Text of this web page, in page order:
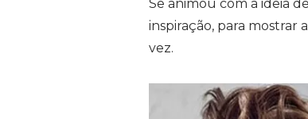
Se animou com a ideia
inspiração, para mostrar
vez.